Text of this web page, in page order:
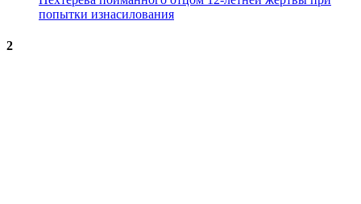
попытки изнасилования
2